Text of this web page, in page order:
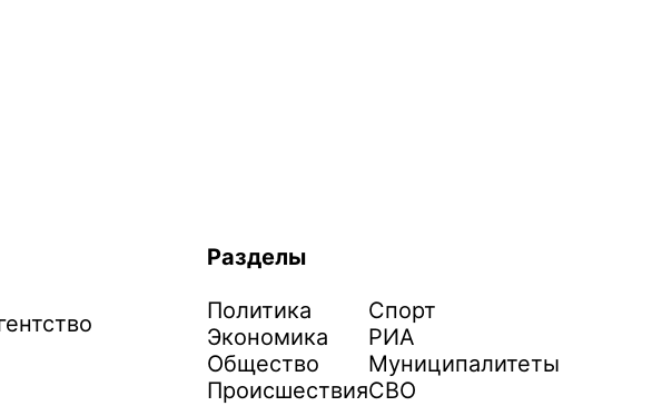
Разделы
Политика
Экономика
Общество
Происшествия
Спорт
РИА
Муниципалитеты
СВО